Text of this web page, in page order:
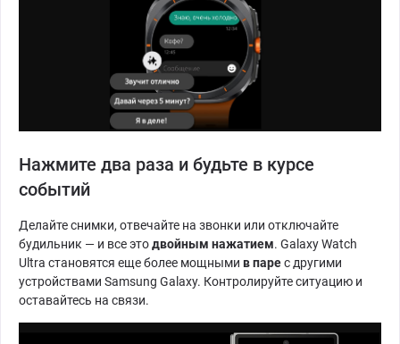
Нажмите два раза и будьте в курсе
событий
Делайте снимки, отвечайте на звонки или отключайте
будильник — и все этодвойным нажатием. Galaxy Watch
Ultra становятся еще более мощными в парес другими
устройствами Samsung Galaxy. Контролируйте ситуацию и
оставайтесь на связи.